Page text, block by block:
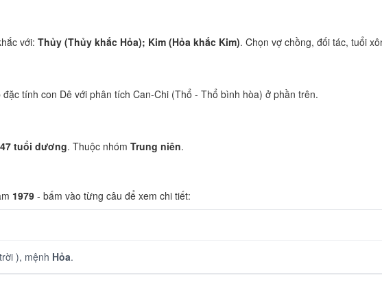
với: Thủy (Thủy khắc Hỏa); Kim (Hỏa khắc Kim). Chọn vợ chồng, đối tác, tuổi
tính con Dê với phân tích Can-Chi (Thổ - Thổ bình hòa) ở phần trên.
47 tuổi dương. Thuộc nhóm Trung niên.
1979 - bấm vào từng câu để xem chi tiết:
), mệnh Hỏa.